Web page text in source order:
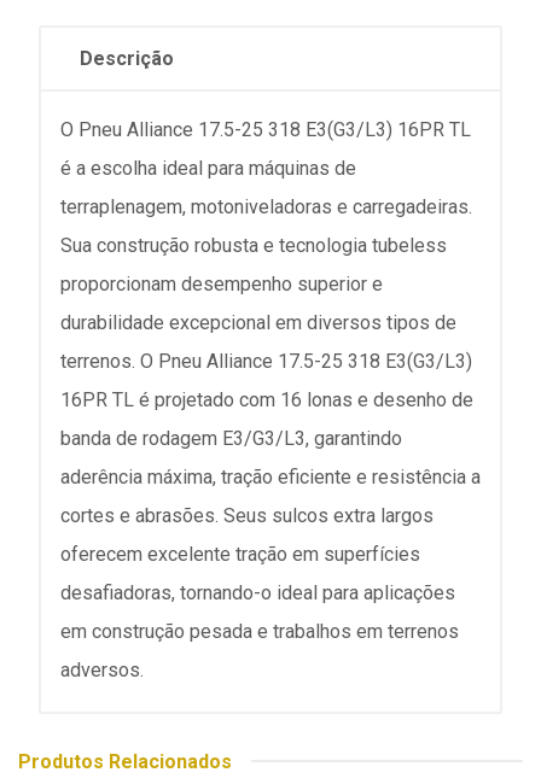
Descrição
O Pneu Alliance 17.5-25 318 E3(G3/L3) 16PR TL
é a escolha ideal para máquinas de
terraplenagem, motoniveladoras e carregadeiras.
Sua construção robusta e tecnologia tubeless
proporcionam desempenho superior e
durabilidade excepcional em diversos tipos de
terrenos. O Pneu Alliance 17.5-25 318 E3(G3/L3)
16PR TL é projetado com 16 lonas e desenho de
banda de rodagem E3/G3/L3, garantindo
aderência máxima, tração eficiente e resistência a
cortes e abrasões. Seus sulcos extra largos
oferecem excelente tração em superfícies
desafiadoras, tornando-o ideal para aplicações
em construção pesada e trabalhos em terrenos
adversos.
Produtos Relacionados